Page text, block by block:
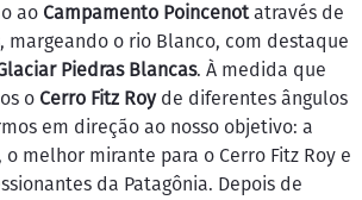
ao Campamento Poincenotatravés de
margeando o rio Blanco, com destaque
Piedras Blancas. À medida que
o Cerro Fitz Roy de diferentes ângulos
em direção ao nosso objetivo: a
o melhor mirante para o Cerro Fitz Roy e
da Patagônia. Depois de